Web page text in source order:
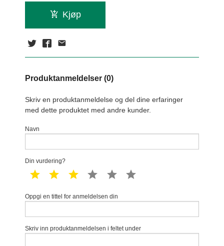
Kjøp
Produktanmeldelser (0)
Skriv en produktanmeldelse og del dine erfaringer
med dette produktet med andre kunder.
Navn
Din vurdering?
1 star 2 star 3 star 4 star 5 star
Oppgi en tittel for anmeldelsen din
Skriv inn produktanmeldelsen i feltet under